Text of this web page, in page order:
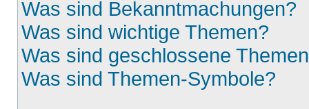
Was sind Bekanntmachungen?
Was sind wichtige Themen?
Was sind geschlossene
Was sind Themen-Symbole?